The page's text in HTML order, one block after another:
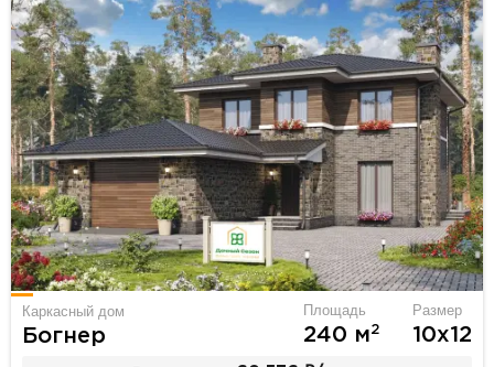
Каркасный дом
Богнер
Площадь
240 м2
Размер
10х12